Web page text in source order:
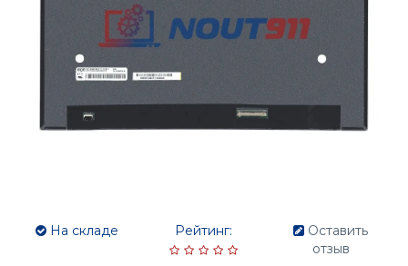
На складе Рейтинг:
Оставить
отзыв